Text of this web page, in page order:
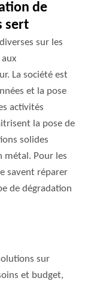
de
sert
sur les
La société est
et la pose
activités
la pose de
solides
métal. Pour les
savent réparer
de dégradation
sur
et budget,